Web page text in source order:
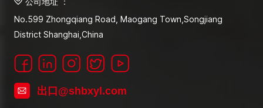
No.599 Zhongqiang Road, Maogang Town,Songjiang
District Shanghai,China
出口@shbxyl.com